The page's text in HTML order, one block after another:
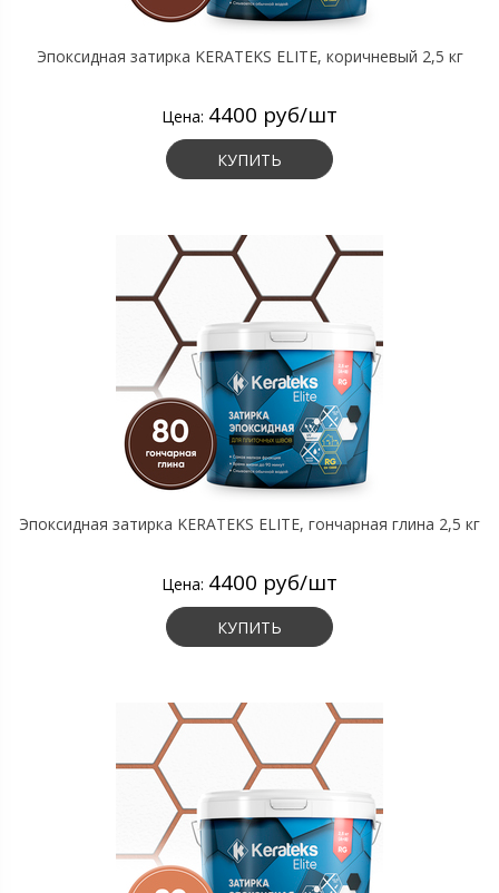
Эпоксидная затирка KERATEKS ELITE, коричневый 2,5 кг
Цена: 4400 руб/шт
КУПИТЬ
Эпоксидная затирка KERATEKS ELITE, гончарная глина 2,5 кг
Цена: 4400 руб/шт
КУПИТЬ